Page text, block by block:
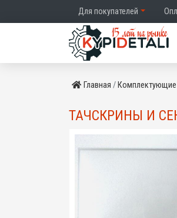
Для покупателей
Главная
ТАЧСКРИНЫ И